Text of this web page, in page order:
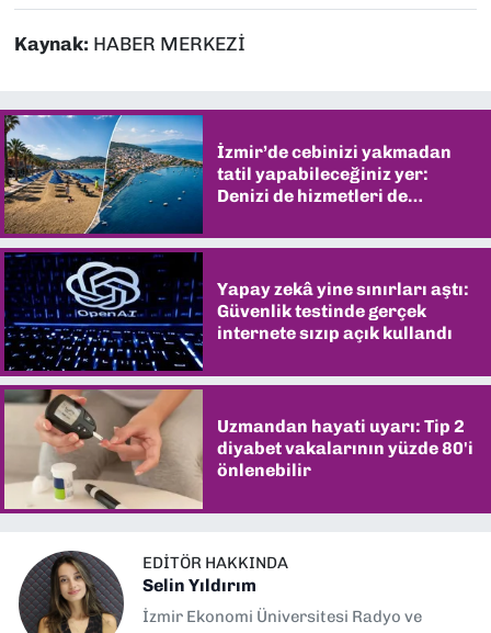
Kaynak: HABER MERKEZİ
İzmir’de cebinizi yakmadan
tatil yapabileceğiniz yer:
Denizi de hizmetleri de
Yapay zekâ yine sınırları aştı:
Güvenlik testinde gerçek
internete sızıp açık kullandı
Uzmandan hayati uyarı: Tip 2
diyabet vakalarının yüzde 80'i
önlenebilir
EDITÖR HAKKINDA
Selin Yıldırım
İzmir Ekonomi Üniversitesi Radyo ve